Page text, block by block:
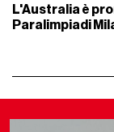
L'Australia è
Paralimpiadi